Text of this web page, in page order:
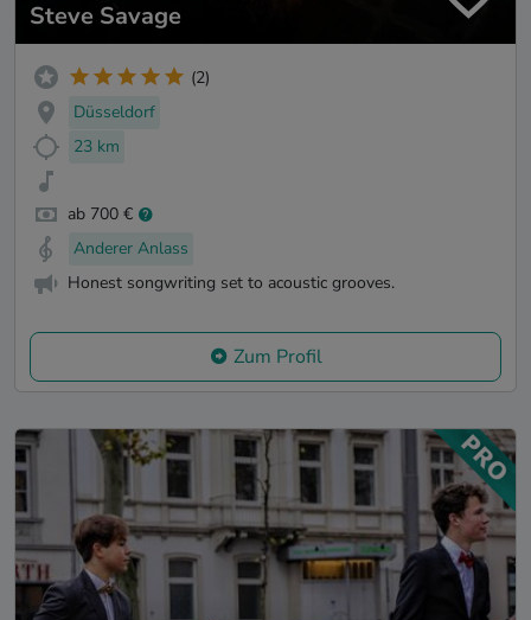
Steve Savage
(2)
Düsseldorf
23 km
ab 700 €
Anderer Anlass
Honest songwriting set to acoustic grooves.
Zum Profil